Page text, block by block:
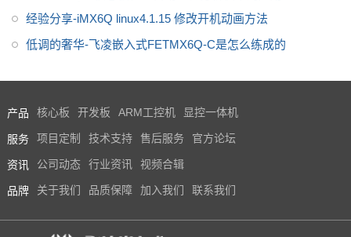
经验分享-iMX6Q linux4.1.15 修改开机动画方法
低调的奢华-飞凌嵌入式FETMX6Q-C是怎么练成的
产品 核心板 开发板 ARM工控机 显控一体机
服务 项目定制 技术支持 售后服务 官方论坛
资讯 公司动态 行业资讯 视频合辑
品牌 关于我们 品质保障 加入我们 联系我们